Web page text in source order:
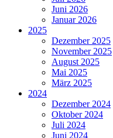
Juni 2026
Januar 2026
2025
Dezember 2025
November 2025
August 2025
Mai 2025
März 2025
2024
Dezember 2024
Oktober 2024
Juli 2024
Juni 2024